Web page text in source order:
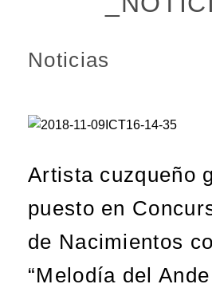
Noticias
Artista cuzqueño
puesto en
de Nacimientos
“Melodía del